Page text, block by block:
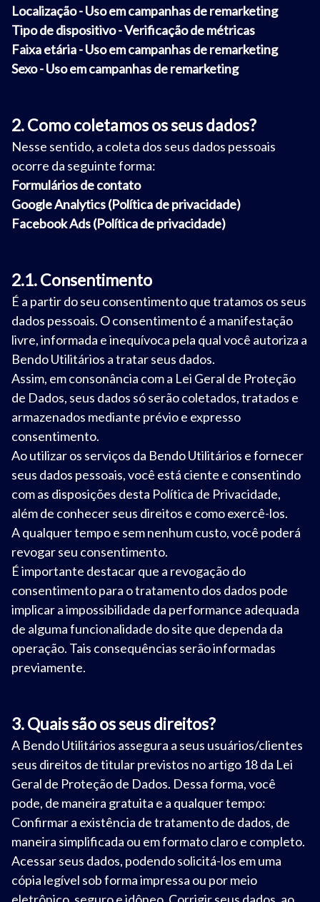
Localização - Uso em campanhas de remarketing
Tipo de dispositivo - Verificação de métricas
Faixa etária - Uso em campanhas de remarketing
Sexo - Uso em campanhas de remarketing
2. Como coletamos os seus dados?
Nesse sentido, a coleta dos seus dados pessoais
ocorre da seguinte forma:
Formulários de contato
Google Analytics (Política de privacidade)
Facebook Ads (Política de privacidade)
2.1. Consentimento
É a partir do seu consentimento que tratamos os seus
dados pessoais. O consentimento é a manifestação
livre, informada e inequívoca pela qual você autoriza a
Bendo Utilitários a tratar seus dados.
Assim, em consonância com a Lei Geral de Proteção
de Dados, seus dados só serão coletados, tratados e
armazenados mediante prévio e expresso
consentimento.
Ao utilizar os serviços da Bendo Utilitários e fornecer
seus dados pessoais, você está ciente e consentindo
com as disposições desta Política de Privacidade,
além de conhecer seus direitos e como exercê-los.
A qualquer tempo e sem nenhum custo, você poderá
revogar seu consentimento.
É importante destacar que a revogação do
consentimento para o tratamento dos dados pode
implicar a impossibilidade da performance adequada
de alguma funcionalidade do site que dependa da
operação. Tais consequências serão informadas
previamente.
3. Quais são os seus direitos?
A Bendo Utilitários assegura a seus usuários/clientes
seus direitos de titular previstos no artigo 18 da Lei
Geral de Proteção de Dados. Dessa forma, você
pode, de maneira gratuita e a qualquer tempo:
Confirmar a existência de tratamento de dados, de
maneira simplificada ou em formato claro e completo.
Acessar seus dados, podendo solicitá-los em uma
cópia legível sob forma impressa ou por meio